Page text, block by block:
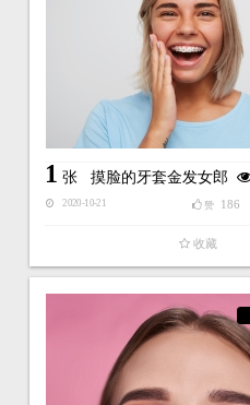
1 张 摸脸的牙套金发女郎
2020-10-21 赞 186
收藏